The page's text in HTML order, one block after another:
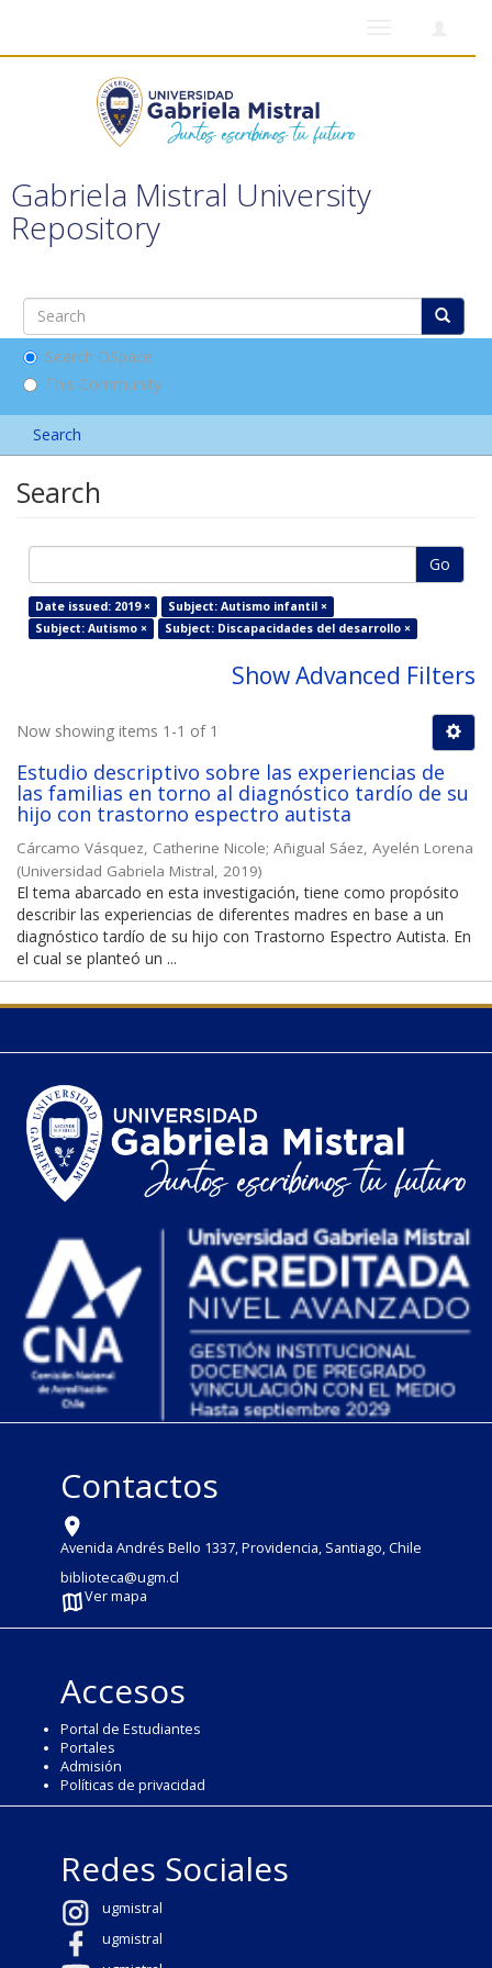
Gabriela Mistral University
Repository
Search DSpace
This Community
Search
Search
Go
Date issued: 2019 ×
Subject: Autismo infantil ×
Subject: Autismo ×
Subject: Discapacidades del desarrollo ×
Show Advanced Filters
Now showing items 1-1 of 1
Estudio descriptivo sobre las experiencias de
las familias en torno al diagnóstico tardío de su
hijo con trastorno espectro autista
Cárcamo Vásquez, Catherine Nicole; Añigual Sáez, Ayelén Lorena
(Universidad Gabriela Mistral, 2019)
El tema abarcado en esta investigación, tiene como propósito
describir las experiencias de diferentes madres en base a un
diagnóstico tardío de su hijo con Trastorno Espectro Autista. En
el cual se planteó un ...
Contactos
Avenida Andrés Bello 1337, Providencia, Santiago, Chile
biblioteca@ugm.cl
Ver mapa
Accesos
Portal de Estudiantes
Portales
Admisión
Políticas de privacidad
Redes Sociales
ugmistral
ugmistral